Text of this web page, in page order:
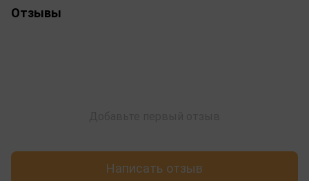
Отзывы
Написать отзыв